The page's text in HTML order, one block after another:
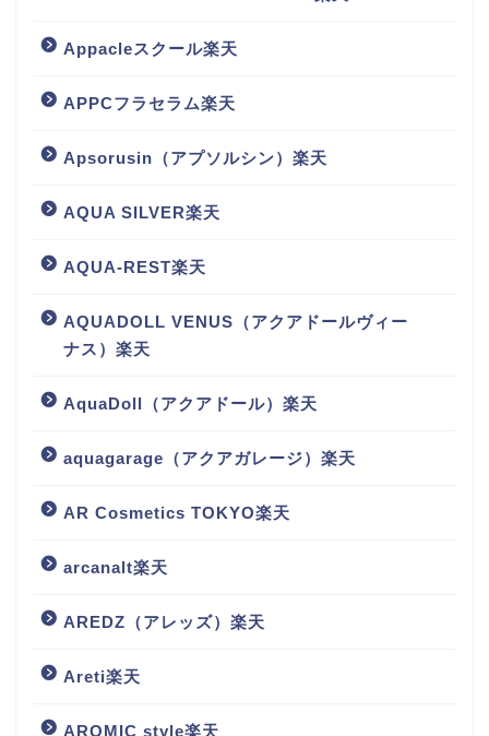
Appacleスクール楽天
APPCフラセラム楽天
Apsorusin（アプソルシン）楽天
AQUA SILVER楽天
AQUA-REST楽天
AQUADOLL VENUS（アクアドールヴィー
ナス）楽天
AquaDoll（アクアドール）楽天
aquagarage（アクアガレージ）楽天
AR Cosmetics TOKYO楽天
arcanalt楽天
AREDZ（アレッズ）楽天
Areti楽天
AROMIC style楽天